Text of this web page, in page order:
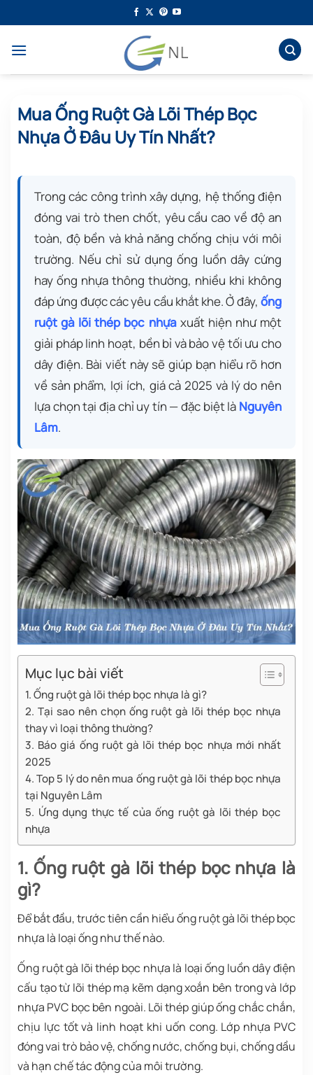
qua
dung
Mua Ống Ruột Gà Lõi Thép Bọc
Nhựa Ở Đâu Uy Tín Nhất?
Trong các công trình xây dựng, hệ thống điện
đóng vai trò then chốt, yêu cầu cao về độ an
toàn, độ bền và khả năng chống chịu với môi
trường. Nếu chỉ sử dụng ống luồn dây cứng
hay ống nhựa thông thường, nhiều khi không
đáp ứng được các yêu cầu khắt khe. Ở đây, ống
ruột gà lõi thép bọc nhựaxuất hiện như một
giải pháp linh hoạt, bền bỉ và bảo vệ tối ưu cho
dây điện. Bài viết này sẽ giúp bạn hiểu rõ hơn
về sản phẩm, lợi ích, giá cả 2025 và lý do nên
lựa chọn tại địa chỉ uy tín — đặc biệt là Nguyên
Lâm.
Mục lục bài viết
1. Ống ruột gà lõi thép bọc nhựa là gì?
2. Tại sao nên chọn ống ruột gà lõi thép bọc nhựa
thay vì loại thông thường?
3. Báo giá ống ruột gà lõi thép bọc nhựa mới nhất
2025
4. Top 5 lý do nên mua ống ruột gà lõi thép bọc nhựa
tại Nguyên Lâm
5. Ứng dụng thực tế của ống ruột gà lõi thép bọc
nhựa
1. Ống ruột gà lõi thép bọc nhựa là
gì?
Để bắt đầu, trước tiên cần hiểu ống ruột gà lõi thép bọc
nhựa là loại ống như thế nào.
Ống ruột gà lõi thép bọc nhựa là loại ống luồn dây điện
cấu tạo từ lõi thép mạ kẽm dạng xoắn bên trong và lớp
nhựa PVC bọc bên ngoài. Lõi thép giúp ống chắc chắn,
chịu lực tốt và linh hoạt khi uốn cong. Lớp nhựa PVC
đóng vai trò bảo vệ, chống nước, chống bụi, chống dầu
và hạn chế tác động của môi trường.